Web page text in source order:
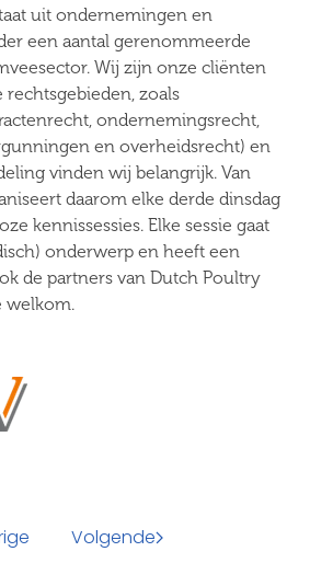
uit ondernemingen en
een aantal gerenommeerde
Wij zijn onze cliënten
rechtsgebieden, zoals
ondernemingsrecht,
en overheidsrecht) en
vinden wij belangrijk. Van
daarom elke derde dinsdag
kennissessies. Elke sessie gaat
onderwerp en heeft een
de partners van Dutch Poultry
welkom.
Volgende